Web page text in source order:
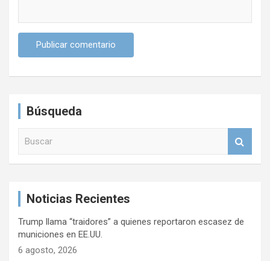
Búsqueda
Noticias Recientes
Trump llama “traidores” a quienes reportaron escasez de
municiones en EE.UU.
6 agosto, 2026